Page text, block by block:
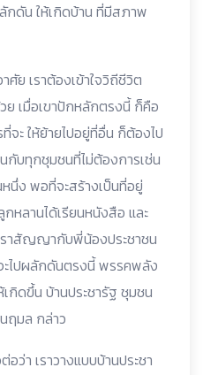
กดัน ให้เกิดบ้าน ที่มีสภาพ
ศัย เราต้องเข้าใจวิถีชีวิต
เมื่อเขาปักหลักตรงนี้ ก็คือ
ะ ให้ย้ายไปอยู่ที่อื่น ก็ต้องไป
กับทุกชุมชนที่ไม่ต้องการเช่น
นึ่ง พอที่จะสร้างเป็นที่อยู่
หลานได้เรียนหนังสือ และ
ราสัญญากับพี่น้องประชาชน
ะไปผลักดันตรงนี้ พรรคพลัง
กิดขึ้น บ้านประชารัฐ ชุมชน
ฤมล กล่าว
ว่า เราวางแบบบ้านประชา